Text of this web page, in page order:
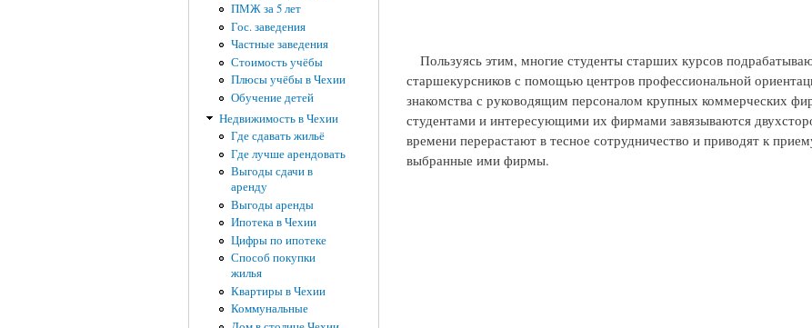
ПМЖ за 5 лет
Гос. заведения
Частные заведения
Стоимость учёбы
Плюсы учёбы в Чехии
Обучение детей
Недвижимость в Чехии
Где сдавать жильё
Где лучше арендовать
Выгоды сдачи в
аренду
Выгоды аренды
Ипотека в Чехии
Цифры по ипотеке
Способ покупки
жилья
Квартиры в Чехии
Коммунальные
Пользуясь этим, многие студенты старших курсов
старшекурсников с помощью центров профессиональной
знакомства с руководящим персоналом крупных коммерческих
студентами и интересующими их фирмами завязываются
времени перерастают в тесное сотрудничество и приводят к
выбранные ими фирмы.